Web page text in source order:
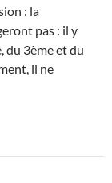
: la
pas : il y
du 3ème et du
il ne